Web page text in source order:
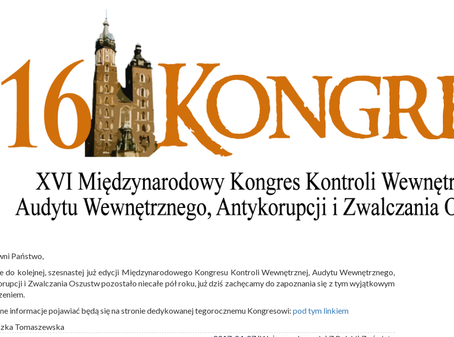
Państwo,
do kolejnej, szesnastej już edycji Międzynarodowego Kongresu Kontroli Wewnętrznej, Audytu Wewnętrznego,
i Zwalczania Oszustw pozostało niecałe pół roku, już dziś zachęcamy do zapoznania się z tym wyjątkowym
informacje pojawiać będą się na stronie dedykowanej tegorocznemu Kongresowi: pod tym linkiem
Tomaszewska